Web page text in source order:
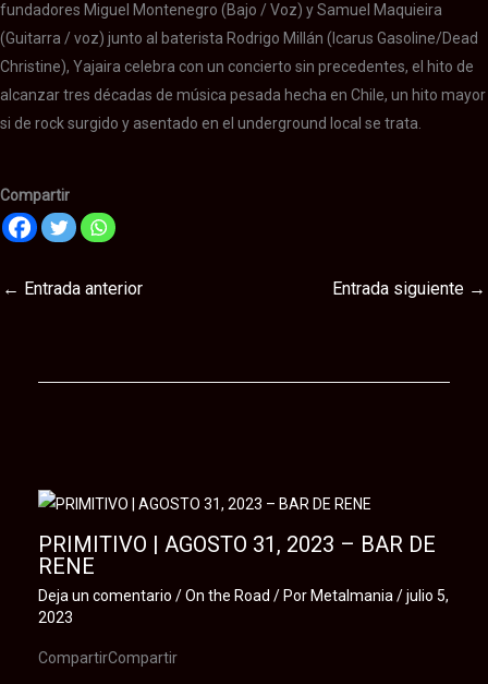
fundadores Miguel Montenegro (Bajo / Voz) y Samuel Maquieira
(Guitarra / voz) junto al baterista Rodrigo Millán (Icarus Gasoline/Dead
Christine), Yajaira celebra con un concierto sin precedentes, el hito de
alcanzar tres décadas de música pesada hecha en Chile, un hito mayor
si de rock surgido y asentado en el underground local se trata.
Compartir
← Entrada anterior Entrada siguiente →
PRIMITIVO | AGOSTO 31, 2023 – BAR DE
RENE
Deja un comentario /On the Road / Por Metalmania /julio 5,
2023
CompartirCompartir